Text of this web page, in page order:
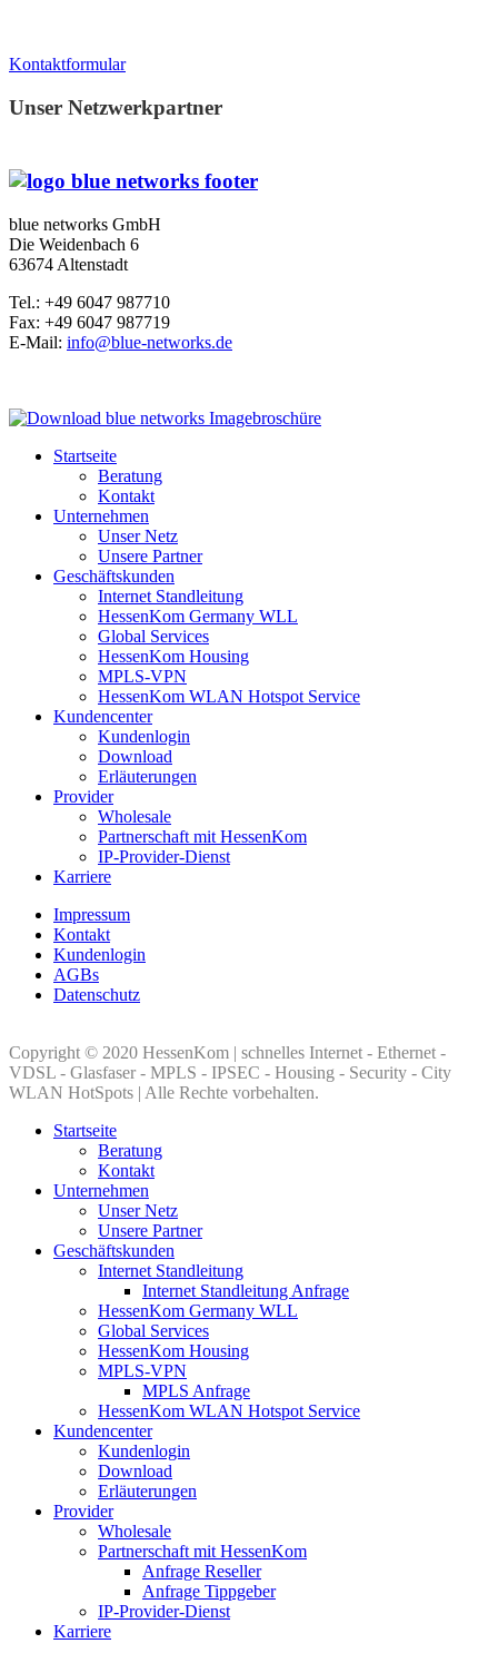
Kontaktformular
Unser Netzwerkpartner
blue networks GmbH
Die Weidenbach 6
63674 Altenstadt
Tel.: +49 6047 987710
Fax: +49 6047 987719
E-Mail: info@blue-networks.de
Startseite
Beratung
Kontakt
Unternehmen
Unser Netz
Unsere Partner
Geschäftskunden
Internet Standleitung
HessenKom Germany WLL
Global Services
HessenKom Housing
MPLS-VPN
HessenKom WLAN Hotspot Service
Kundencenter
Kundenlogin
Download
Erläuterungen
Provider
Wholesale
Partnerschaft mit HessenKom
IP-Provider-Dienst
Karriere
Impressum
Kontakt
Kundenlogin
AGBs
Datenschutz
Copyright © 2020 HessenKom | schnelles Internet - Ethernet -
VDSL - Glasfaser - MPLS - IPSEC - Housing - Security - City
WLAN HotSpots | Alle Rechte vorbehalten.
Startseite
Beratung
Kontakt
Unternehmen
Unser Netz
Unsere Partner
Geschäftskunden
Internet Standleitung
Internet Standleitung Anfrage
HessenKom Germany WLL
Global Services
HessenKom Housing
MPLS-VPN
MPLS Anfrage
HessenKom WLAN Hotspot Service
Kundencenter
Kundenlogin
Download
Erläuterungen
Provider
Wholesale
Partnerschaft mit HessenKom
Anfrage Reseller
Anfrage Tippgeber
IP-Provider-Dienst
Karriere